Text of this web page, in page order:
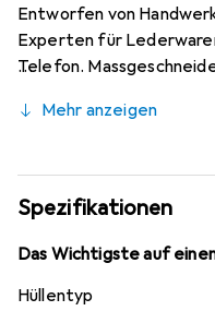
Entworfen von
Experten für
Telefon.
unverzichtbaren
ist die Marke Noreve
anspruchsvolle Klientel.
Mehr anzeigen
Spezifikationen
Das Wichtigste auf
Hüllentyp